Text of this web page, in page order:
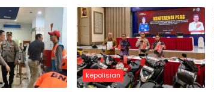
kepolisian